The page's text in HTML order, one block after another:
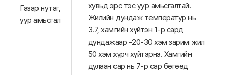
Газар нутаг,
уур амьсгал
хувьд эрс тэс уур амьсгалтай.
Жилийн дундаж температур нь
3.7, хамгийн хүйтэн 1-р сард
дундажаар -20-30 хэм зарим жил
50 хэм хүрч хүйтэрнэ. Хамгийн
дулаан сар нь 7-р сар бөгөөд